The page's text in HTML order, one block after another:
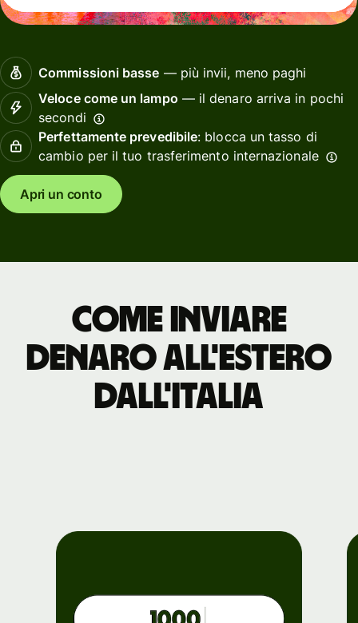
Commissioni basse — più invii, meno paghi
Veloce come un lampo — il denaro arriva in pochi
secondi
Perfettamente prevedibile: blocca un tasso di
cambio per il tuo trasferimento internazionale
Apri un conto
Come inviare
denaro all'estero
dall'Italia